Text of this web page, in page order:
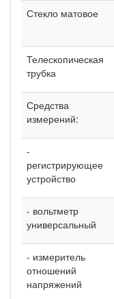
Стекло матовое
Телескопическая
трубка
Средства
измерений:
-
регистрирующее
устройство
- вольтметр
универсальный
- измеритель
отношений
напряжений